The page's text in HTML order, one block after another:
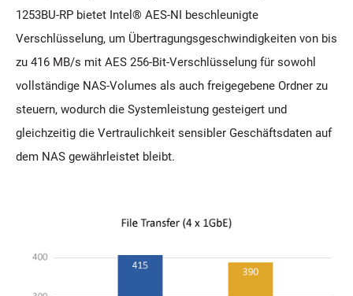
1253BU-RP bietet Intel® AES-NI beschleunigte
Verschlüsselung, um Übertragungsgeschwindigkeiten von bis
zu 416 MB/s mit AES 256-Bit-Verschlüsselung für sowohl
vollständige NAS-Volumes als auch freigegebene Ordner zu
steuern, wodurch die Systemleistung gesteigert und
gleichzeitig die Vertraulichkeit sensibler Geschäftsdaten auf
dem NAS gewährleistet bleibt.